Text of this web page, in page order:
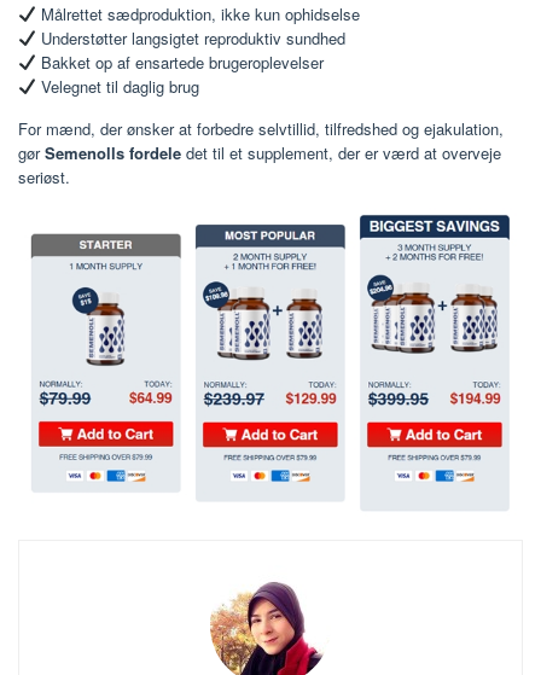
Målrettet sædproduktion, ikke kun ophidselse
Understøtter langsigtet reproduktiv sundhed
Bakket op af ensartede brugeroplevelser
Velegnet til daglig brug
For mænd, der ønsker at forbedre selvtillid, tilfredshed og ejakulation,
gørSemenolls fordele det til et supplement, der er værd at overveje
seriøst.